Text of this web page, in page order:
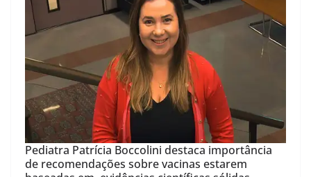
Pediatra Patrícia Boccolini destaca importância
de recomendações sobre vacinas estarem